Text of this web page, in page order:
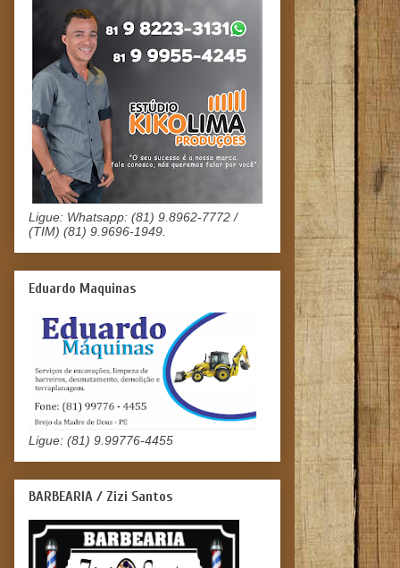
Ligue: Whatsapp: (81) 9.8962-7772 /
(TIM) (81) 9.9696-1949.
Eduardo Maquinas
Ligue: (81) 9.99776-4455
BARBEARIA / Zizi Santos